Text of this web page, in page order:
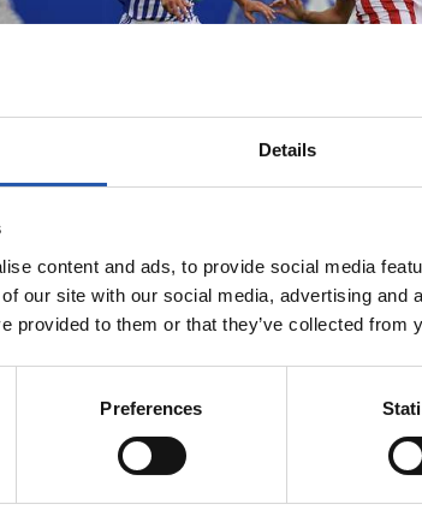
Details
content and ads, to provide social media
our site with our social media, advertising and
provided to them or that they’ve collected from
Preferences